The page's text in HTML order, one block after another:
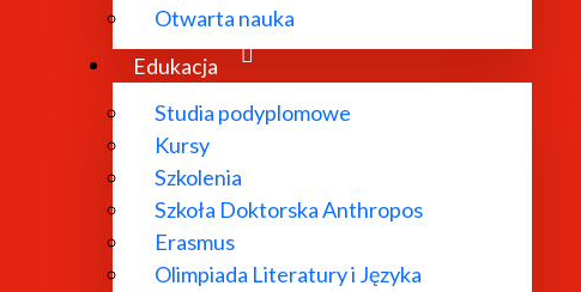
Otwarta nauka
Edukacja
Studia podyplomowe
Kursy
Szkolenia
Szkoła Doktorska Anthropos
Erasmus
Olimpiada Literatury i Języka